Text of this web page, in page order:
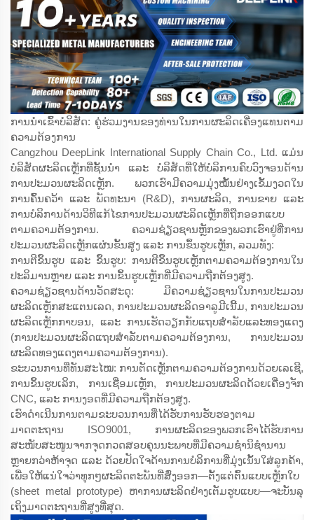
ການນຳເຂົ້າບໍລິສັດ: ຄູ່ຮ່ວມງານຂອງທ່ານໃນການຜະລິດເຄື່ອງແທນຕາມ
ຄວາມຕ້ອງການ
Cangzhou DeepLink International Supply Chain Co., Ltd. ແມ່ນ
ບໍລິສັດຜະລິດເຫຼັກທີ່ຊັ້ນນຳ ແລະ ບໍລິສັດທີ່ໃຫ້ບໍລິການຄົບວົງຈອນດ້ານ
ການປະມວນຜະລິດເຫຼັກ. ພວກເຮົາມີຄວາມມຸ່ງໝັ້ນຢ່າງເຂັ້ມງວດໃນ
ການຄົ້ນຄວ້າ ແລະ ພັດທະນາ (R&D), ການຜະລິດ, ການຂາຍ ແລະ
ການບໍລິການດ້ານວິທີແກ້ໄຂການປະມວນຜະລິດເຫຼັກທີ່ຖືກອອກແບບ
ຕາມຄວາມຕ້ອງການ. ຄວາມຊ່ຽວຊານຫຼັກຂອງພວກເຮົາຢູ່ທີ່ການ
ປະມວນຜະລິດເຫຼັກແຜ່ນຂັ້ນສູງ ແລະ ການຂຶ້ນຮູບເຫຼັກ, ລວມທັງ:
ການຕີຂຶ້ນຮູບ ແລະ ຂຶ້ນຮູບ: ການຕີຂຶ້ນຮູບເຫຼັກຕາມຄວາມຕ້ອງການໃນ
ປະລິມານຫຼາຍ ແລະ ການຂຶ້ນຮູບເຫຼັກທີ່ມີຄວາມຖືກຕ້ອງສູງ.
ຄວາມຊ່ຽວຊານດ້ານວັດສະດຸ: ມີຄວາມຊ່ຽວຊານໃນການປະມວນ
ຜະລິດເຫຼັກສະແຕນເລດ, ການປະມວນຜະລິດອາລູມີເນີ້ມ, ການປະມວນ
ຜະລິດເຫຼັກກາບອນ, ແລະ ການເຮັດວຽກກັບແຖບສຳລັບແລະທອງແດງ
(ການປະມວນຜະລິດແຖບສຳລັບຕາມຄວາມຕ້ອງການ, ການປະມວນ
ຜະລິດທອງແດງຕາມຄວາມຕ້ອງການ).
ຂະບວນການທີ່ທັນສະໄໝ: ການຕັດເຫຼັກຕາມຄວາມຕ້ອງການດ້ວຍເລເຊີ,
ການຂຶ້ນຮູບເລິກ, ການເຊື່ອມເຫຼັກ, ການປະມວນຜະລິດດ້ວຍເຄື່ອງຈັກ
CNC, ແລະ ການງອດທີ່ມີຄວາມຖືກຕ້ອງສູງ.
ເຮົາດຳເນີນການຕາມຂະບວນການທີ່ໄດ້ຮັບການຮັບຮອງຕາມ
ມາດຕະຖານ ISO9001, ການຜະລິດຂອງພວກເຮົາໄດ້ຮັບການ
ສະໜັບສະໜູນຈາກຈຸດກວດສອບຄຸນນະພາບທີ່ມີຄວາມຊຳນິຊຳນານ
ຫຼາຍກວ່າຫ້າຈຸດ ແລະ ດ້ວຍປັດໃຈດ້ານການບໍລິການທີ່ມຸ່ງເນັ້ນໃສ່ລູກຄ້າ,
ເພື່ອໃຫ້ແນ່ໃຈວ່າທຸກໆຜະລິດຕະພັນທີ່ສົ່ງອອກ—ຕັ້ງແຕ່ຕົ້ນແບບເຫຼັກໃບ
(sheet metal prototype) ຫາການຜະລິດຢ່າງເຕັມຮູບແບບ—ຈະບັນລຸ
ເຖິງມາດຕະຖານທີ່ສູງທີ່ສຸດ.